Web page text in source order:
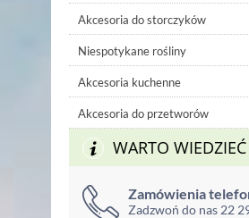
Akcesoria do storczyków
Niespotykane rośliny
Akcesoria kuchenne
Akcesoria do przetworów
WARTO WIEDZIEĆ
Zamówienia
Zadzwoń do nas 22